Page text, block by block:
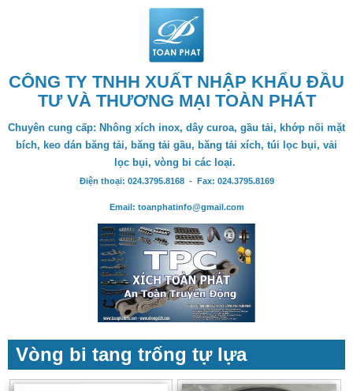
CÔNG TY TNHH XUẤT NHẬP KHẨU ĐẦU
TƯ VÀ THƯƠNG MẠI TOÀN PHÁT
Chuyên cung cấp: Nhông xích inox, dây curoa, gầu tải, khớp nối mặt
bích, keo dán băng tải, băng tải gầu, băng tải xích, túi lọc bụi, vải
lọc bụi, vòng bi các loại.
Điện thoại: 024.3795.8168 - Fax: 024.3795.8169
Email: toanphatinfo@gmail.com
Vòng bi tang trống tự lựa